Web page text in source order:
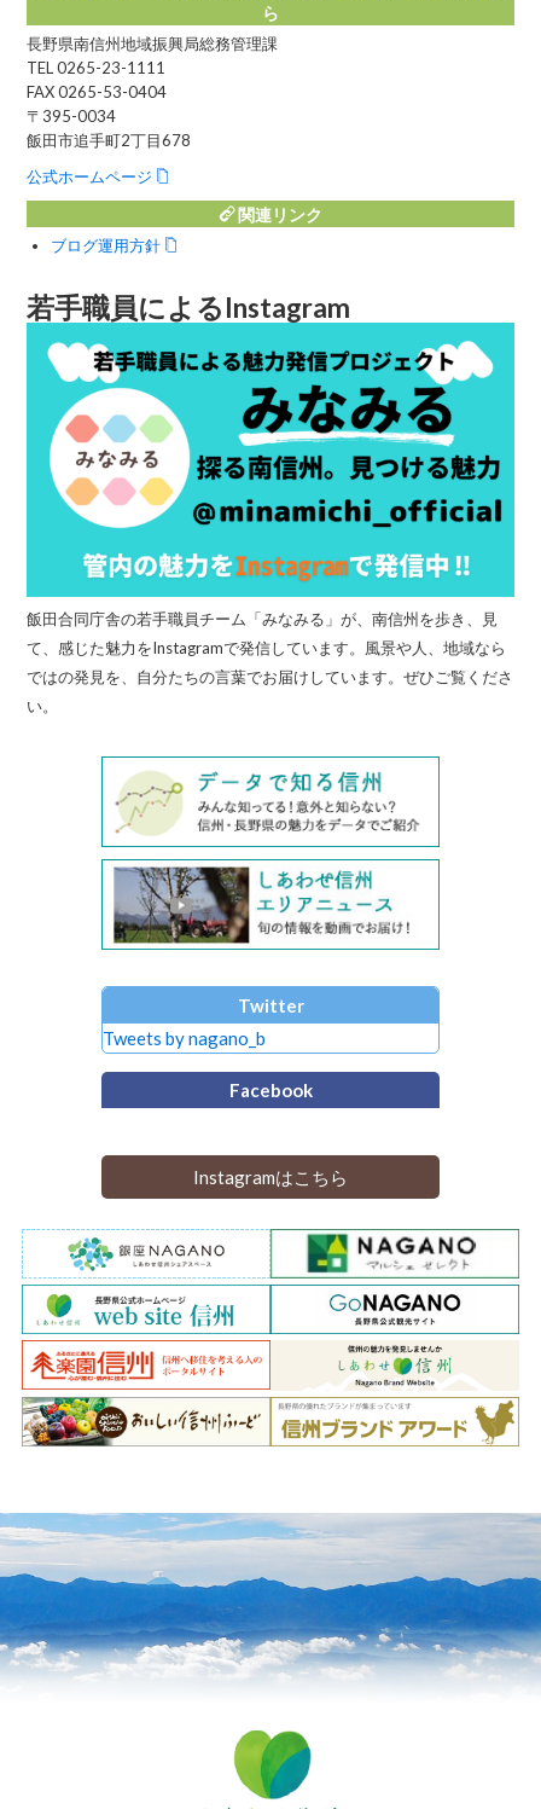
ら
長野県南信州地域振興局総務管理課
TEL 0265-23-1111
FAX 0265-53-0404
〒395-0034
飯田市追手町2丁目678
公式ホームページ
関連リンク
ブログ運用方針
若手職員によるInstagram
飯田合同庁舎の若手職員チーム「みなみる」が、南信州を歩き、見
て、感じた魅力をInstagramで発信しています。風景や人、地域なら
ではの発見を、自分たちの言葉でお届けしています。ぜひご覧くださ
い。
Twitter
Tweets by nagano_b
Facebook
Instagramはこちら